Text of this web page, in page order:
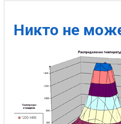
Никто не